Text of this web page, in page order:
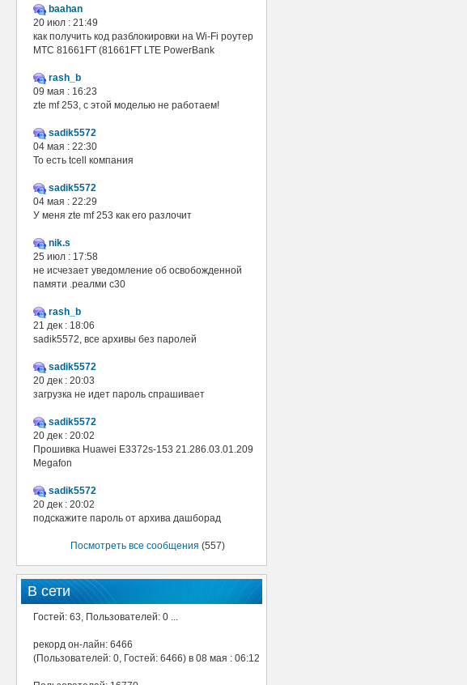
baahan
20 июл : 21:49
как получить код разблокировки на Wi-Fi роутер
МТС 81661FT (81661FT LTE PowerBank
rash_b
09 мая : 16:23
zte mf 253, с этой моделью не работаем!
sadik5572
04 мая : 22:30
То есть tcell компания
sadik5572
04 мая : 22:29
У меня zte mf 253 как его разлочит
nik.s
25 июл : 17:58
не исчезает уведомление об освобожденной
памяти .реалми с30
rash_b
21 дек : 18:06
sadik5572, все архивы без паролей
sadik5572
20 дек : 20:03
загрузка не идет пароль спрашивает
sadik5572
20 дек : 20:02
Прошивка Huawei E3372s-153 21.286.03.01.209
Megafon
sadik5572
20 дек : 20:02
подскажите пароль от архива дашборад
Посмотреть все сообщения (557)
В сети
Гостей: 63, Пользователей: 0 ...
рекорд он-лайн: 6466
(Пользователей: 0, Гостей: 6466) в 08 мая : 06:12